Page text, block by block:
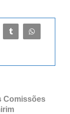
Comissões